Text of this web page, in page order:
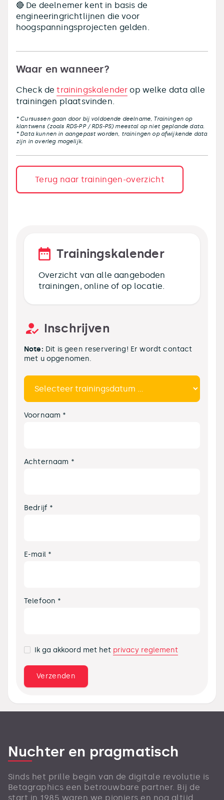
🔴 De deelnemer kent in basis de
engineeringrichtlijnen die voor
hoogspanningsprojecten gelden.
Waar en wanneer?
Check detrainingskalender op welke data alle
trainingen plaatsvinden.
* Cursussen gaan door bij voldoende deelname, Trainingen op
klantwens (zoals RDS-PP / RDS-PS) meestal op niet geplande data.
* Data kunnen in aangepast worden, trainingen op afwijkende data
zijn in overleg mogelijk.
Terug naar trainingen-overzicht
Trainingskalender
Overzicht van alle aangeboden
trainingen, online of op locatie.
Inschrijven
Note: Dit is geen reservering! Er wordt contact
met u opgenomen.
Voornaam *
Achternaam *
Bedrijf *
E-mail *
Telefoon *
Ik ga akkoord met het privacy reglement
Nuchter en pragmatisch
Sinds het prille begin van de digitale revolutie is
Betagraphics een betrouwbare partner. Bij de
start in 1985 waren we pioniers en nog altijd